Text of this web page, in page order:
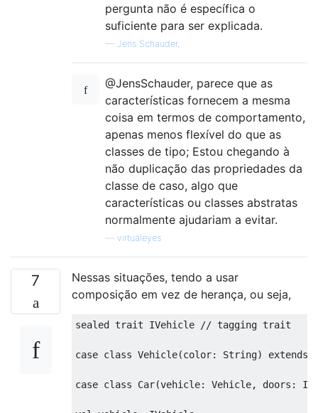
pergunta não é específica o
suficiente para ser explicada.
— Jens Schauder,
@JensSchauder, parece que as
características fornecem a mesma
coisa em termos de comportamento,
apenas menos flexível do que as
classes de tipo; Estou chegando à
não duplicação das propriedades da
classe de caso, algo que
características ou classes abstratas
normalmente ajudariam a evitar.
virtualeyes
7
Nessas situações, tendo a usar
composição em vez de herança, ou seja,
sealed trait IVehicle // tagging trait
case class Vehicle(color: String) extends
case class Car(vehicle: Vehicle, doors: